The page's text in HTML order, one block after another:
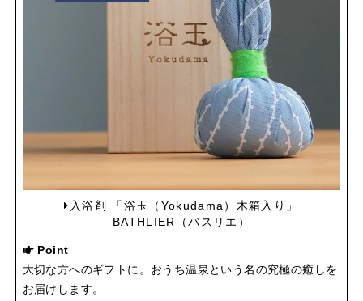
入浴剤 「浴玉（Yokudama）木箱入り」
BATHLIER（バスリエ）
Point
大切な方へのギフトに。おうち温泉という名の究極の癒しを
お届けします。